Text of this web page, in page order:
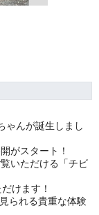
ゃんが誕生しまし
がスタート！
いただける「チビ
けます！
られる貴重な体験